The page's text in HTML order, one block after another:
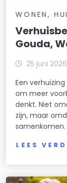
WONEN,
Gouda,
25 juni 2026
Een
om meer
denkt. Niet
zijn, maar
samenkomen.
LEES